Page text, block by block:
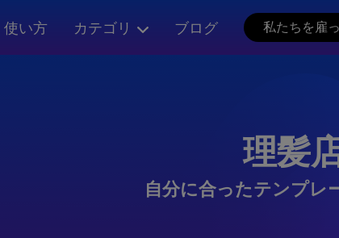
使い方 カテゴリ ブログ 私たちを雇
理髪
自分に合ったテンプレ